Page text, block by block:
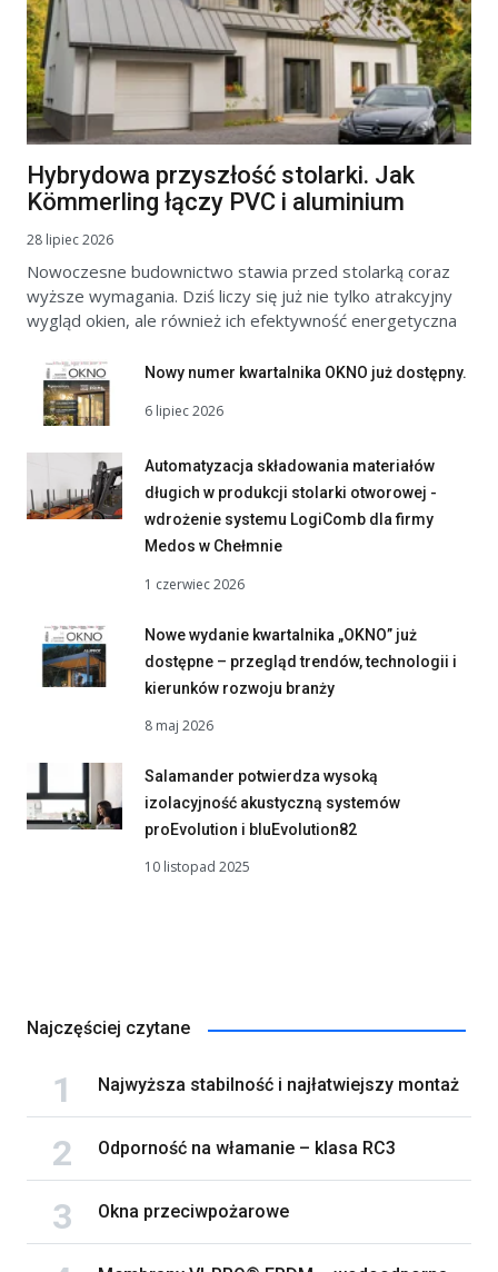
Hybrydowa przyszłość stolarki. Jak
Kömmerling łączy PVC i aluminium
28 lipiec 2026
Nowoczesne budownictwo stawia przed stolarką coraz
wyższe wymagania. Dziś liczy się już nie tylko atrakcyjny
wygląd okien, ale również ich efektywność energetyczna
Nowy numer kwartalnika OKNO już dostępny.
6 lipiec 2026
Automatyzacja składowania materiałów
długich w produkcji stolarki otworowej -
wdrożenie systemu LogiComb dla firmy
Medos w Chełmnie
1 czerwiec 2026
Nowe wydanie kwartalnika „OKNO” już
dostępne – przegląd trendów, technologii i
kierunków rozwoju branży
8 maj 2026
Salamander potwierdza wysoką
izolacyjność akustyczną systemów
proEvolution i bluEvolution82
10 listopad 2025
Najczęściej czytane
Najwyższa stabilność i najłatwiejszy montaż
Odporność na włamanie – klasa RC3
Okna przeciwpożarowe